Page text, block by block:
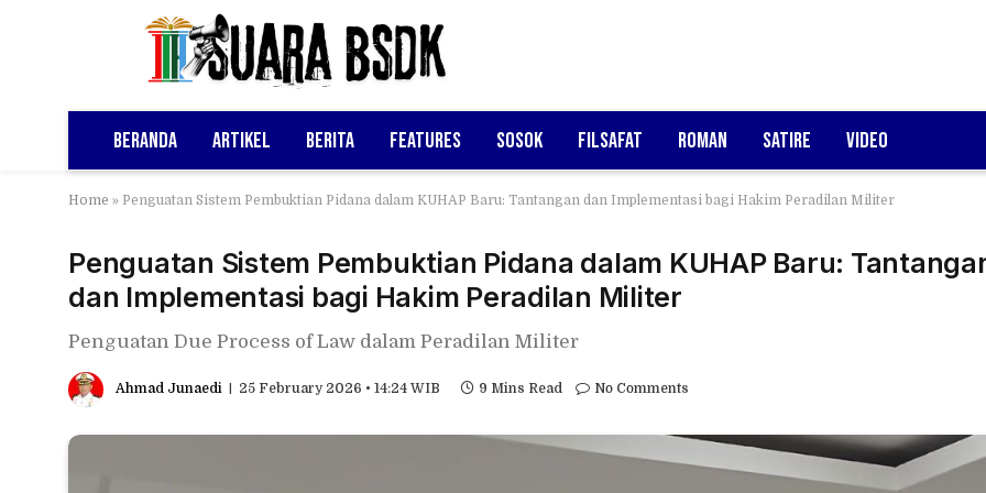
Beranda Artikel Berita Features Sosok Filsafat Roman Satire Video
Home » Penguatan Sistem Pembuktian Pidana dalam KUHAP Baru: Tantangan dan Implementasi bagi Hakim Peradilan Militer
Penguatan Sistem Pembuktian Pidana dalam KUHAP Baru:
dan Implementasi bagi Hakim Peradilan Militer
Penguatan Due Process of Law dalam Peradilan Militer
Ahmad Junaedi 25 February 2026 • 14:24 WIB 9 Mins Read No Comments